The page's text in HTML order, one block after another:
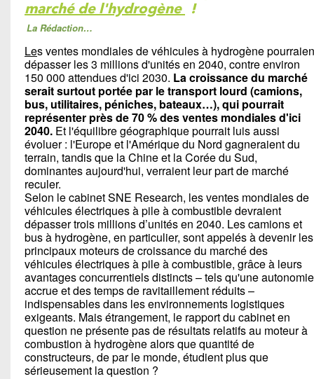
marché de l'hydrogène !
La Rédaction…
Les ventes mondiales de véhicules à hydrogène
dépasser les 3 millions d'unités en 2040, contre environ
150 000 attendues d'ici 2030. La croissance du marché
serait surtout portée par le transport lourd (camions,
bus, utilitaires, péniches, bateaux…), qui pourrait
représenter près de 70 % des ventes mondiales d'ici
2040. Et l'équilibre géographique pourrait luis aussi
évoluer : l'Europe et l'Amérique du Nord gagneraient du
terrain, tandis que la Chine et la Corée du Sud,
dominantes aujourd'hui, verraient leur part de marché
reculer.
Selon le cabinet SNE Research, les ventes mondiales de
véhicules électriques à pile à combustible devraient
dépasser trois millions d’unités en 2040. Les camions et
bus à hydrogène, en particulier, sont appelés à devenir les
principaux moteurs de croissance du marché des
véhicules électriques à pile à combustible, grâce à leurs
avantages concurrentiels distincts – tels qu'une autonomie
accrue et des temps de ravitaillement réduits –
indispensables dans les environnements logistiques
exigeants. Mais étrangement, le rapport du cabinet en
question ne présente pas de résultats relatifs au moteur à
combustion à hydrogène alors que quantité de
constructeurs, de par le monde, étudient plus que
sérieusement la question ?